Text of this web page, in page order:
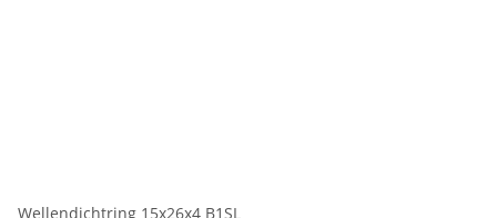
Wellendichtring 15x26x4 B1SL